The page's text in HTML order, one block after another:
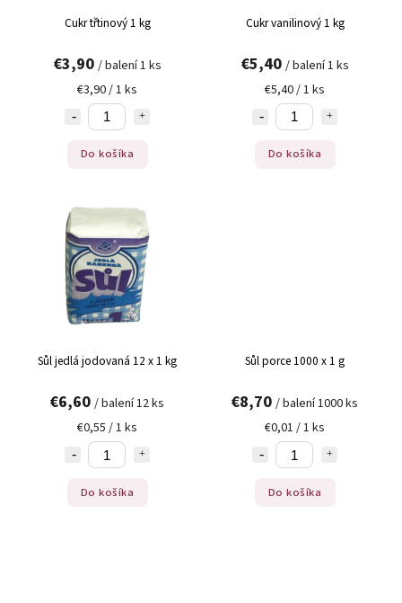
Cukr třtinový 1 kg
€3,90 / balení 1 ks
€3,90 / 1 ks
Do košíka
Cukr vanilinový 1 kg
€5,40 / balení 1 ks
€5,40 / 1 ks
Do košíka
Sůl jedlá jodovaná 12 x 1 kg
€6,60 / balení 12 ks
€0,55 / 1 ks
Do košíka
Sůl porce 1000 x 1 g
€8,70 / balení 1000 ks
€0,01 / 1 ks
Do košíka